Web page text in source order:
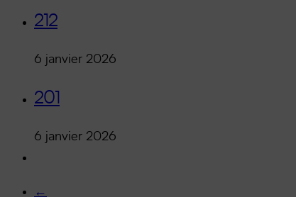
212
6 janvier 2026
201
6 janvier 2026
←